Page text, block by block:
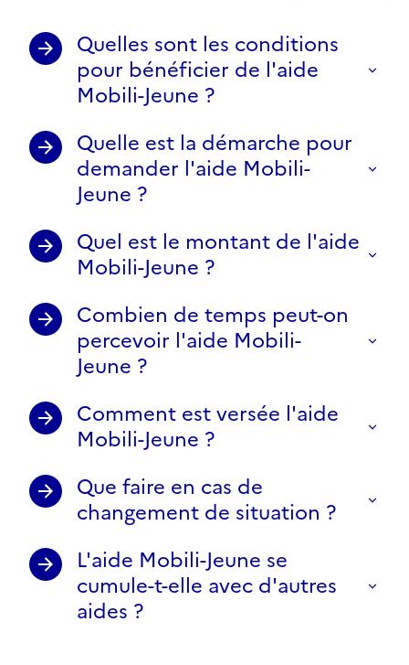
Quelles sont les conditions
pour bénéficier de l'aide
Mobili-Jeune ?
Quelle est la démarche pour
demander l'aide Mobili-
Jeune ?
Quel est le montant de l'aide
Mobili-Jeune ?
Combien de temps peut-on
percevoir l'aide Mobili-
Jeune ?
Comment est versée l'aide
Mobili-Jeune ?
Que faire en cas de
changement de situation ?
L'aide Mobili-Jeune se
cumule-t-elle avec d'autres
aides ?